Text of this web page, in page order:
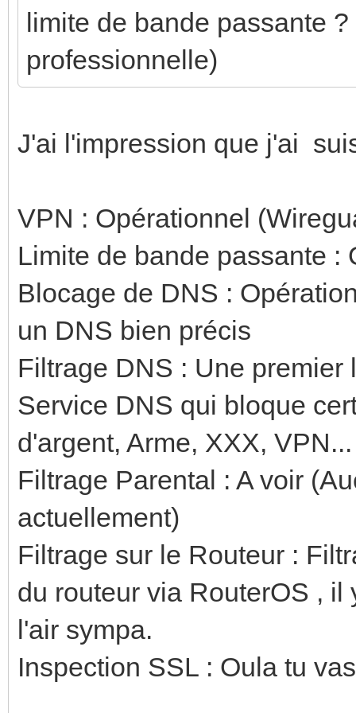
limite de bande passante ?
professionnelle)
J'ai l'impression que j'ai
VPN : Opérationnel
Limite de bande passante :
Blocage de DNS :
un DNS bien précis
Filtrage DNS : Une
Service DNS qui bloque
d'argent, Arme, XXX, VPN...
Filtrage Parental : A voir
actuellement)
Filtrage sur le Routeur :
du routeur via RouterOS ,
l'air sympa.
Inspection SSL : Oula tu